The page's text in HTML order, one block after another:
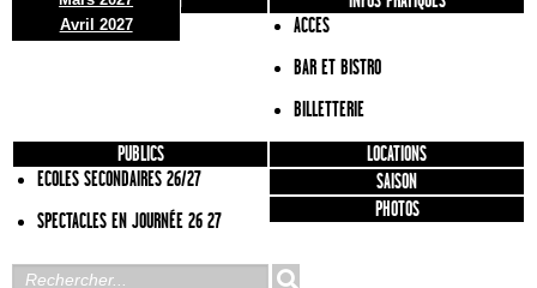
Avril 2027
ACCES
BAR ET BISTRO
BILLETTERIE
PUBLICS
ECOLES SECONDAIRES 26/27
SPECTACLES EN JOURNÉE 26 27
LOCATIONS
SAISON
PHOTOS